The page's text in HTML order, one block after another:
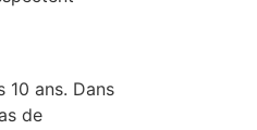
10 ans. Dans
de